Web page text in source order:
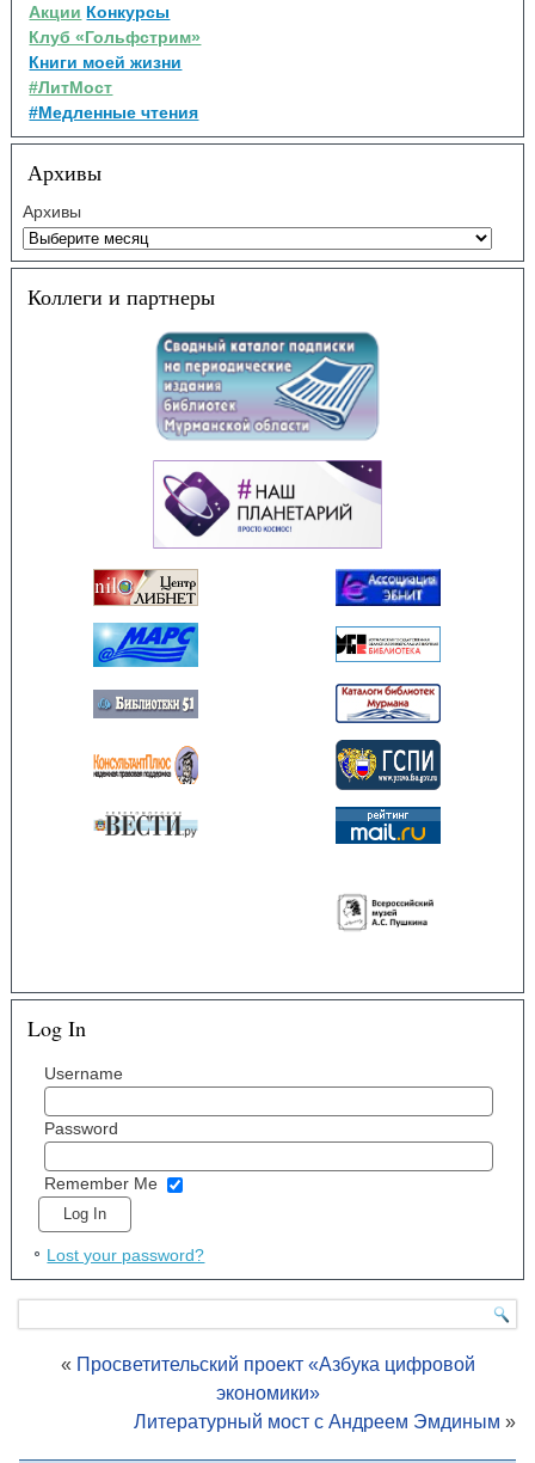
Акции Конкурсы
Клуб «Гольфстрим»
Книги моей жизни
#ЛитМост
#Медленные чтения
Архивы
Архивы
Коллеги и партнеры
Log In
Username
Password
Remember Me
Lost your password?
« Просветительский проект «Азбука цифровой
экономики»
Литературный мост с Андреем Эмдиным »